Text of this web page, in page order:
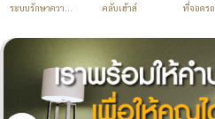
ระบบรักษาความ คลับเฮ้าส์ ที่จอดรถ